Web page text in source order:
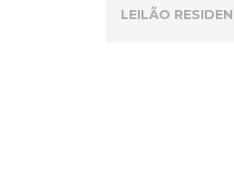
LEILÃO